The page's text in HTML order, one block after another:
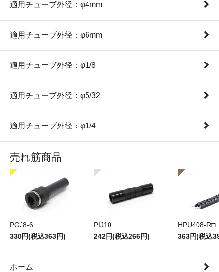
適用チューブ外径：φ4mm
適用チューブ外径：φ6mm
適用チューブ外径：φ1/8
適用チューブ外径：φ5/32
適用チューブ外径：φ1/4
売れ筋商品
PGJ8-6
330円(税込363円)
PIJ10
242円(税込266円)
HPU408-R□
363円(税込
ホーム